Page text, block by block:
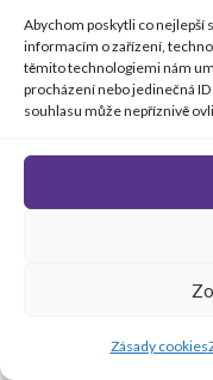
Abychom poskytli co nejlepší
informacím o zařízení,
těmito technologiemi nám
procházení nebo jedinečná
souhlasu může nepříznivě
Zásady cookies
© Copyright 2008 -
Všechna
souhlasu